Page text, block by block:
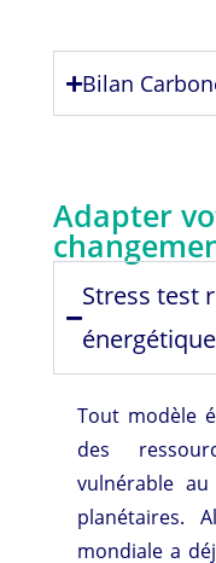
Bilan
Adapter
Stress test
énergétique
Tout modèle
des
vulnérable
planétaires.
mondiale a